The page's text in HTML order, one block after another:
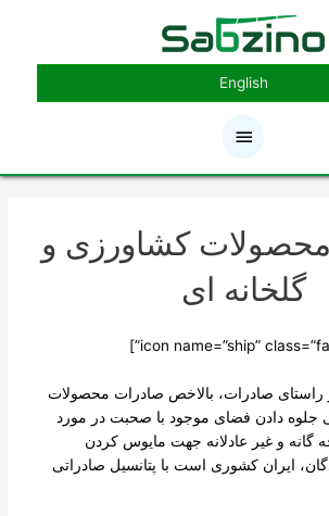
فهرست
اصلی
English
کشاورزی و
گلخانه ای
راستای صادرات، بالاخص صادرات محصولات
جلوه دادن فضای موجود با صحبت در مورد
گانه و غیر عادلانه جهت مایوس کردن
ایران کشوری است با پتانسیل صادراتی